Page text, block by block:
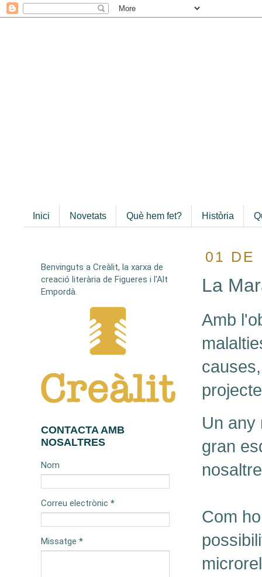
Inici Novetats Què hem fet? Història
01 DE
La
Amb
Un any
gran
Com
Benvinguts a Creàlit, la xarxa de
creació literària de Figueres i l'Alt
Empordà.
CONTACTA AMB
NOSALTRES
Nom
Correu electrònic *
Missatge *